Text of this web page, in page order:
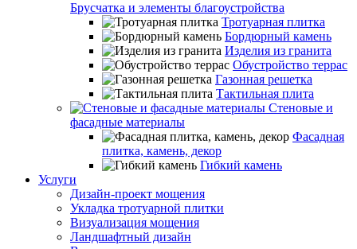
Брусчатка и элементы благоустройства
Тротуарная плитка
Бордюрный камень
Изделия из гранита
Обустройство террас
Газонная решетка
Тактильная плита
Стеновые и
фасадные материалы
Фасадная
плитка, камень, декор
Гибкий камень
Услуги
Дизайн-проект мощения
Укладка тротуарной плитки
Визуализация мощения
Ландшафтный дизайн